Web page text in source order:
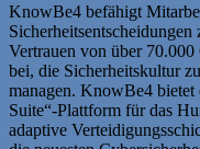
KnowBe4 befähigt
Vertrauen von über
bei, die Sicherheitskultur
managen. KnowBe4 bietet
Suite“-Plattform für das
adaptive